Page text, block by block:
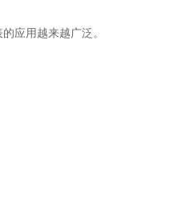
应用越来越广泛。